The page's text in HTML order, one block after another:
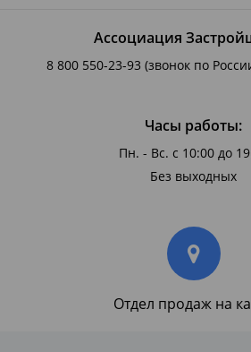
Ассоциация
8 800 550-23-93 (звонок по
Часы работы:
Пн. - Вс. с 10:00 до
Без выходных
Отдел продаж на